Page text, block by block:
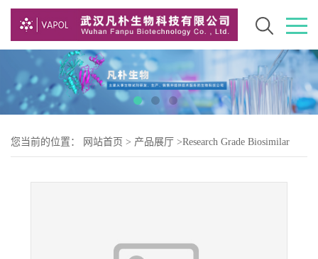
您当前的位置： 网站首页 > 产品展厅 >Research Grade Biosimilar